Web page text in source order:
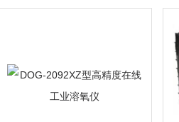
度计